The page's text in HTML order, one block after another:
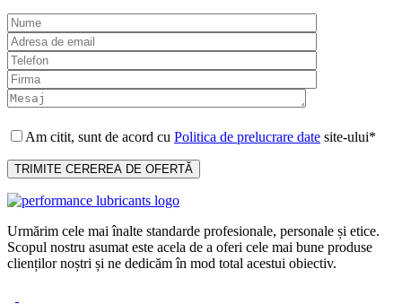
Am citit, sunt de acord cu Politica de prelucrare date site-ului*
Urmărim cele mai înalte standarde profesionale, personale și etice.
Scopul nostru asumat este acela de a oferi cele mai bune produse
clienților noștri și ne dedicăm în mod total acestui obiectiv.